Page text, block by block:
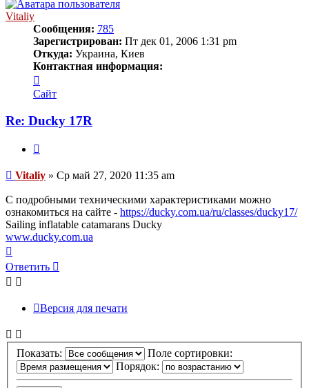
Vitaliy
Сообщения: 785
Зарегистрирован: Пт дек 01, 2006 1:31 pm
Откуда: Украина, Киев
Контактная информация:
информация
пользователя
Vitaliy
Сайт
Re: Ducky 17R
Сообщение
Vitaliy » Ср май 27, 2020 11:35 am
С подробными техническими характеристиками можно
ознакомиться на сайте - https://ducky.com.ua/ru/classes/ducky17/
Sailing inflatable catamarans Ducky
www.ducky.com.ua
к
началу
Ответить
Версия для печати
Показать:
Поле сортировки:
Порядок: